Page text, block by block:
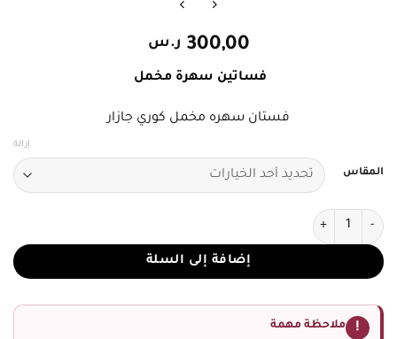
300,00 ر.س
فساتين سهرة مخمل
فستان سهره مخمل كوري جازار
المقاس
إزالة
كمية فستان سهرة مخمل
إضافة إلى السلة
! ملاحظة مهمة